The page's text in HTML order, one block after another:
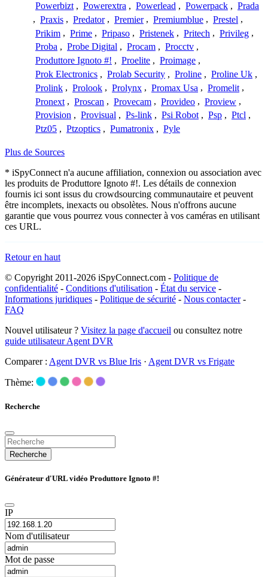
Powerbizt , Powerextra , Powerlead , Powerpack , Prada
, Praxis , Predator , Premier , Premiumblue , Prestel ,
Prikim , Prime , Pripaso , Pristenek , Pritech , Privileg ,
Proba , Probe Digital , Procam , Procctv ,
Produttore Ignoto #! , Proelite , Proimage ,
Prok Electronics , Prolab Security , Proline , Proline Uk ,
Prolink , Prolook , Prolynx , Promax Usa , Promelit ,
Pronext , Proscan , Provecam , Provideo , Proview ,
Provision , Provisual , Ps-link , Psi Robot , Psp , Ptcl ,
Ptz05 , Ptzoptics , Pumatronix , Pyle
Plus de Sources
* iSpyConnect n'a aucune affiliation, connexion ou association avec
les produits de Produttore Ignoto #!. Les détails de connexion
fournis ici sont issus du crowdsourcing communautaire et peuvent
être incomplets, inexacts ou obsolètes. Nous n'offrons aucune
garantie que vous pourrez vous connecter à vos caméras en utilisant
ces URL.
Retour en haut
© Copyright 2011-2026 iSpyConnect.com - Politique de
confidentialité - Conditions d'utilisation - État du service -
Informations juridiques - Politique de sécurité - Nous contacter-
FAQ
Nouvel utilisateur ? Visitez la page d'accueil ou consultez notre
guide utilisateur Agent DVR
Comparer : Agent DVR vs Blue Iris · Agent DVR vs Frigate
Thème:
Recherche
Recherche
Générateur d'URL vidéo Produttore Ignoto #!
IP
Nom d'utilisateur
Mot de passe